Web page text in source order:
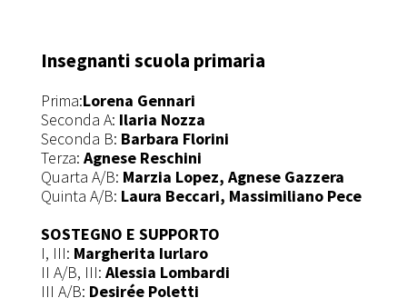
Insegnanti scuola primaria
Prima:Lorena Gennari
Seconda A: Ilaria Nozza
Seconda B: Barbara Florini
Terza: Agnese Reschini
Quarta A/B: Marzia Lopez, Agnese Gazzera
Quinta A/B: Laura Beccari, Massimiliano Pece
SOSTEGNO E SUPPORTO
I, III: Margherita Iurlaro
II A/B, III: Alessia Lombardi
III A/B: Desirée Poletti